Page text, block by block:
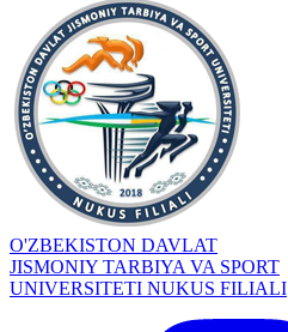
O'ZBEKISTON DAVLAT
JISMONIY TARBIYA VA SPORT
UNIVERSITETI NUKUS FILIALI